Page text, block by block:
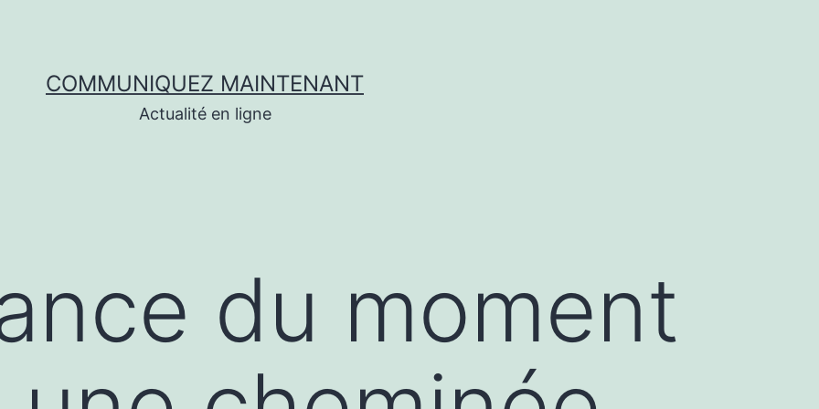
COMMUNIQUEZ MAINTENANT
Actualité en ligne
du moment